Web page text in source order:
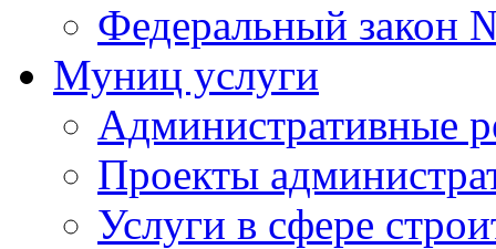
Федеральный закон
Муниц услуги
Административные
Проекты
Услуги в сфере